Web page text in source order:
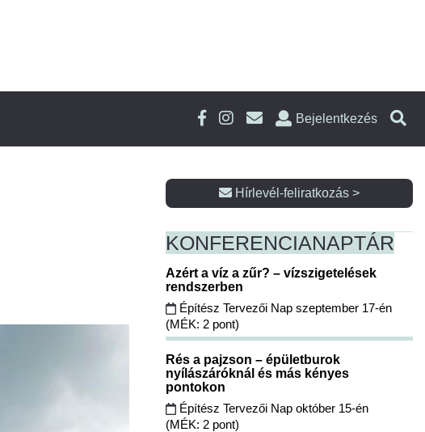
Bejelentkezés
Hírlevél-feliratkozás >
KONFERENCIANAPTÁR
Azért a víz a zűr? – vízszigetelések
rendszerben
Építész Tervezői Nap szeptember 17-én
(MÉK: 2 pont)
Rés a pajzson – épületburok
nyílászáróknál és más kényes
pontokon
Építész Tervezői Nap október 15-én
(MÉK: 2 pont)